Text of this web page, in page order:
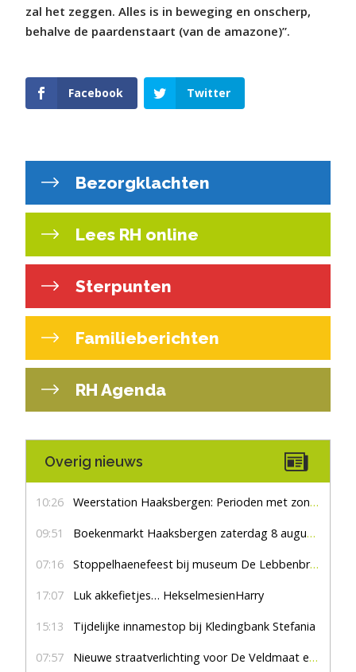
zal het zeggen. Alles is in beweging en onscherp,
behalve de paardenstaart (van de amazone)”.
Facebook Twitter
Bezorgklachten
Lees RH online
Sterpunten
Familieberichten
RH Agenda
Overig nieuws
10:26 Weerstation Haaksbergen: Perioden met zon en droog
09:51 Boekenmarkt Haaksbergen zaterdag 8 augustus, marktplein Haaksbergen
07:16 Stoppelhaenefeest bij museum De Lebbenbrugge
17:07 Luk akkefietjes… HekselmesienHarry
15:13 Tijdelijke innamestop bij Kledingbank Stefania
07:57 Nieuwe straatverlichting voor De Veldmaat en De Pas